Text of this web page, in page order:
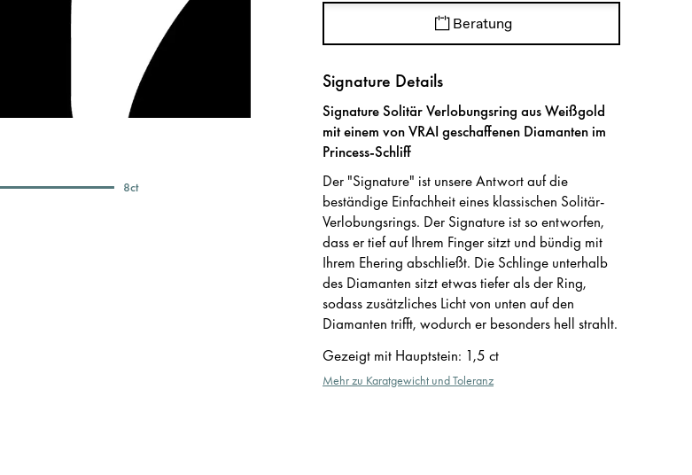
8ct
Beratung
Signature Details
Signature Solitär Verlobungsring aus Weißgold
mit einem von VRAI geschaffenen Diamanten im
Princess-Schliff
Der "Signature" ist unsere Antwort auf die
beständige Einfachheit eines klassischen Solitär-
Verlobungsrings. Der Signature ist so entworfen,
dass er tief auf Ihrem Finger sitzt und bündig mit
Ihrem Ehering abschließt. Die Schlinge unterhalb
des Diamanten sitzt etwas tiefer als der Ring,
sodass zusätzliches Licht von unten auf den
Diamanten trifft, wodurch er besonders hell strahlt.
Gezeigt mit Hauptstein: 1,5 ct
Mehr zu Karatgewicht und Toleranz